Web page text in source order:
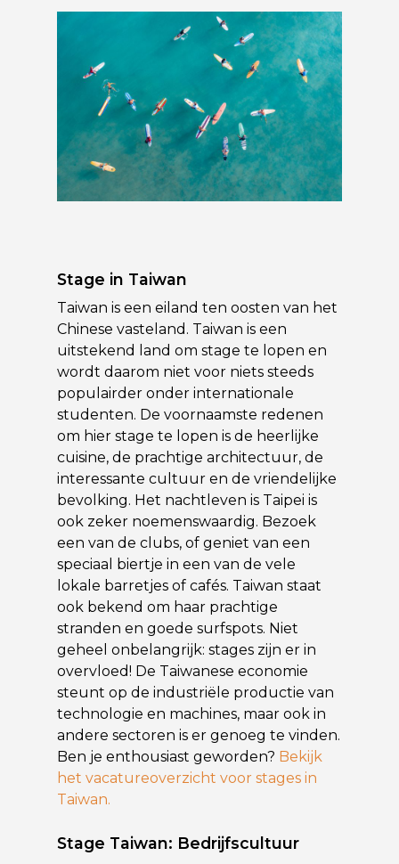
Stage in Taiwan
Taiwan is een eiland ten oosten van het
Chinese vasteland. Taiwan is een
uitstekend land om stage te lopen en
wordt daarom niet voor niets steeds
populairder onder internationale
studenten. De voornaamste redenen
om hier stage te lopen is de heerlijke
cuisine, de prachtige architectuur, de
interessante cultuur en de vriendelijke
bevolking. Het nachtleven is Taipei is
ook zeker noemenswaardig. Bezoek
een van de clubs, of geniet van een
speciaal biertje in een van de vele
lokale barretjes of cafés. Taiwan staat
ook bekend om haar prachtige
stranden en goede surfspots. Niet
geheel onbelangrijk: stages zijn er in
overvloed! De Taiwanese economie
steunt op de industriële productie van
technologie en machines, maar ook in
andere sectoren is er genoeg te vinden.
Ben je enthousiast geworden? Bekijk
het vacatureoverzicht voor stages in
Taiwan.
Stage Taiwan: Bedrijfscultuur